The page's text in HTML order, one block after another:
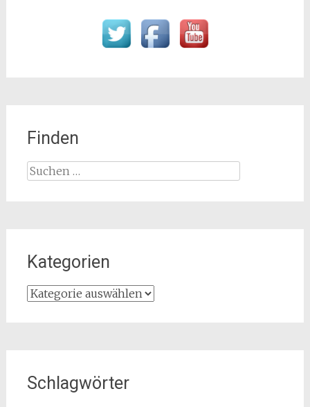
Finden
Suchen
Kategorien
Kategorien
Schlagwörter